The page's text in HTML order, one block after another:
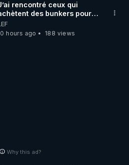
et Tik-Tok", je vous
les liens en
Bisous la
rencontré ceux qui
des bunkers pour
à la fin du monde
hours ago
188 views
Why this ad?